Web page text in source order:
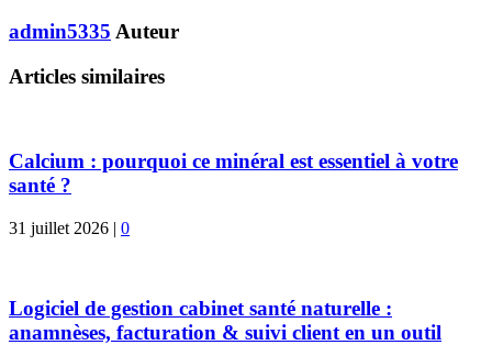
admin5335 Auteur
Articles similaires
Calcium : pourquoi ce minéral est essentiel à votre
santé ?
31 juillet 2026 | 0
Logiciel de gestion cabinet santé naturelle :
anamnèses, facturation & suivi client en un outil